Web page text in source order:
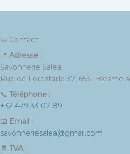
🧼 Contact
📍 Adresse :
Savonnerie Salea
Rue de Forestaille 37, 6531 Biesme
📞 Téléphone :
+32 479 33 07 89
📧 Email :
savonneriesalea@gmail.com
🧾 TVA :